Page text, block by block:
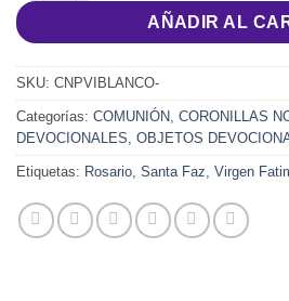
AÑADIR AL
SKU: CNPVIBLANCO-
Categorías: COMUNIÓN CORONILLAS
DEVOCIONALES OBJETOS
Etiquetas: Rosario Santa Faz Virgen